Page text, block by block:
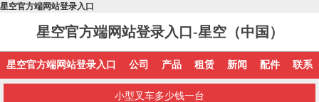
星空官方端网站登录入口
星空官方端网站登录入口-星空（中国）
星空官方端网站登录入口 公司 产品 租赁 新闻 配件 联系
小型叉车多少钱一台